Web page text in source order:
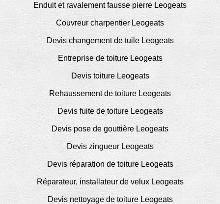
Enduit et ravalement fausse pierre Leogeats
Couvreur charpentier Leogeats
Devis changement de tuile Leogeats
Entreprise de toiture Leogeats
Devis toiture Leogeats
Rehaussement de toiture Leogeats
Devis fuite de toiture Leogeats
Devis pose de gouttière Leogeats
Devis zingueur Leogeats
Devis réparation de toiture Leogeats
Réparateur, installateur de velux Leogeats
Devis nettoyage de toiture Leogeats